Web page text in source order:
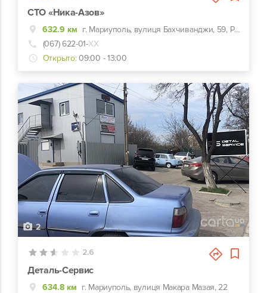
СТО «Ника-Азов»
632.9 км
г. Мариуполь, вулиця Бахчиванджи, 59, Рядом с СЭС
(067) 622-01-ХХ
Открыто: 09:00 - 13:00
2
2.6
Деталь-Сервис
634.8 км г. Мариуполь, вулиця Макара Мазая, 22